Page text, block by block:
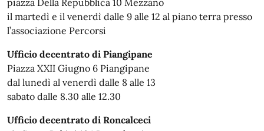
piazza Della Repubblica 10 Mezzano
il martedì e il venerdì dalle 9 alle 12 al piano terra presso
l’associazione Percorsi
Ufficio decentrato di Piangipane
Piazza XXII Giugno 6 Piangipane
dal lunedì al venerdì dalle 8 alle 13
sabato dalle 8.30 alle 12.30
Ufficio decentrato di Roncalceci